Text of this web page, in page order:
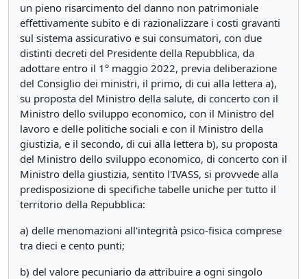
un pieno risarcimento del danno non patrimoniale
effettivamente subito e di razionalizzare i costi gravanti
sul sistema assicurativo e sui consumatori, con due
distinti decreti del Presidente della Repubblica, da
adottare entro il 1° maggio 2022, previa deliberazione
del Consiglio dei ministri, il primo, di cui alla lettera a),
su proposta del Ministro della salute, di concerto con il
Ministro dello sviluppo economico, con il Ministro del
lavoro e delle politiche sociali e con il Ministro della
giustizia, e il secondo, di cui alla lettera b), su proposta
del Ministro dello sviluppo economico, di concerto con il
Ministro della giustizia, sentito l'IVASS, si provvede alla
predisposizione di specifiche tabelle uniche per tutto il
territorio della Repubblica:
a) delle menomazioni all'integrità psico-fisica comprese
tra dieci e cento punti;
b) del valore pecuniario da attribuire a ogni singolo